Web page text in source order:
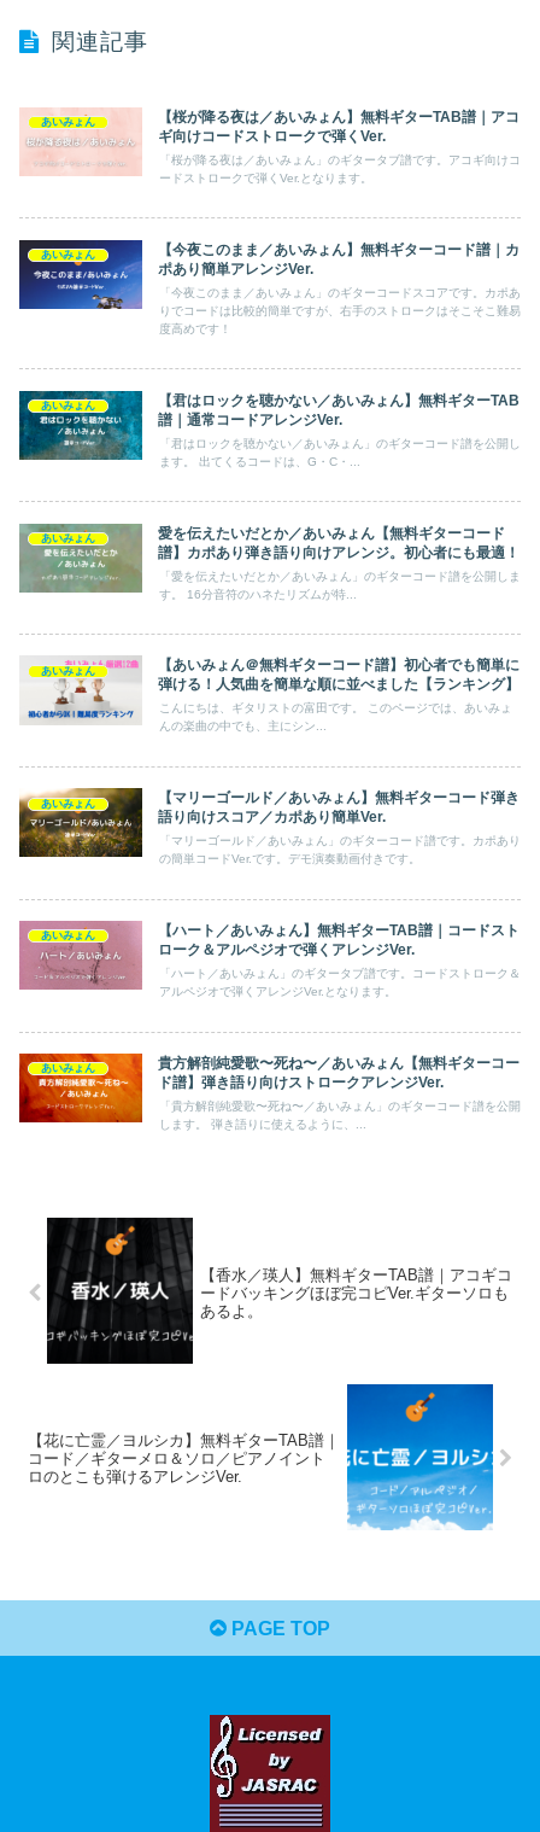
関連記事
あいみょん
【桜が降る夜は／あいみょん】無料ギターTAB譜｜アコ
ギ向けコードストロークで弾くVer.
「桜が降る夜は／あいみょん」のギタータブ譜です。アコギ向けコ
ードストロークで弾くVer.となります。
あいみょん
【今夜このまま／あいみょん】無料ギターコード譜｜カ
ポあり簡単アレンジVer.
「今夜このまま／あいみょん」のギターコードスコアです。カポあ
りでコードは比較的簡単ですが、右手のストロークはそこそこ難易
度高めです！
あいみょん
【君はロックを聴かない／あいみょん】無料ギターTAB
譜｜通常コードアレンジVer.
「君はロックを聴かない／あいみょん」のギターコード譜を公開し
ます。 出てくるコードは、G・C・...
あいみょん
愛を伝えたいだとか／あいみょん【無料ギターコード
譜】カポあり弾き語り向けアレンジ。初心者にも最適！
「愛を伝えたいだとか／あいみょん」のギターコード譜を公開しま
す。 16分音符のハネたリズムが特...
あいみょん
【あいみょん＠無料ギターコード譜】初心者でも簡単に
弾ける！人気曲を簡単な順に並べました【ランキング】
こんにちは、ギタリストの富田です。 このページでは、あいみょ
んの楽曲の中でも、主にシン...
あいみょん
【マリーゴールド／あいみょん】無料ギターコード弾き
語り向けスコア／カポあり簡単Ver.
「マリーゴールド／あいみょん」のギターコード譜です。カポあり
の簡単コードVer.です。デモ演奏動画付きです。
あいみょん
【ハート／あいみょん】無料ギターTAB譜｜コードスト
ローク＆アルペジオで弾くアレンジVer.
「ハート／あいみょん」のギタータブ譜です。コードストローク＆
アルペジオで弾くアレンジVer.となります。
あいみょん
貴方解剖純愛歌〜死ね〜／あいみょん【無料ギターコー
ド譜】弾き語り向けストロークアレンジVer.
「貴方解剖純愛歌〜死ね〜／あいみょん」のギターコード譜を公開
します。 弾き語りに使えるように、...
【香水／瑛人】無料ギターTAB譜｜アコギコ
ードバッキングほぼ完コピVer.ギターソロも
あるよ。
【花に亡霊／ヨルシカ】無料ギターTAB譜｜
コード／ギターメロ＆ソロ／ピアノイント
ロのとこも弾けるアレンジVer.
PAGE TOP